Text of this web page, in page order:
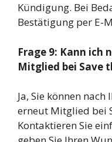
Kündigung. Bei
Bestätigung per E-
Frage 9: Kann ich
Mitglied bei Save
Ja, Sie können
erneut Mitglied bei
Kontaktieren Sie